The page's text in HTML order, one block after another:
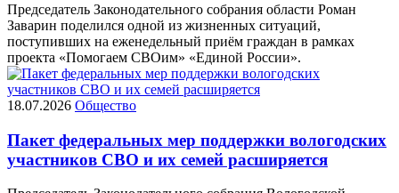
Председатель Законодательного собрания области Роман
Заварин поделился одной из жизненных ситуаций,
поступивших на еженедельный приём граждан в рамках
проекта «Помогаем СВОим» «Единой России».
18.07.2026 Общество
Пакет федеральных мер поддержки вологодских
участников СВО и их семей расширяется